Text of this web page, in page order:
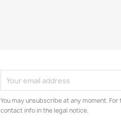
You may unsubscribe at any moment.
contact info in the legal notice.